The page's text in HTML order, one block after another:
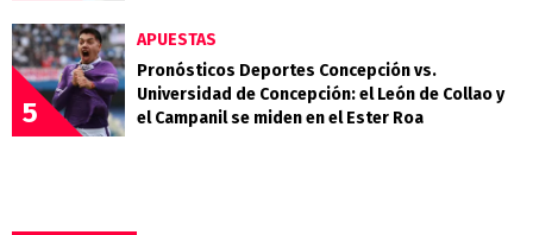
5
APUESTAS
Pronósticos Deportes Concepción vs.
Universidad de Concepción: el León de Collao y
el Campanil se miden en el Ester Roa